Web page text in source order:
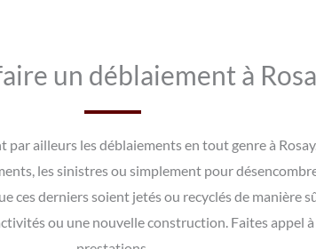
un déblaiement à
ailleurs les déblaiements en tout genre à
les sinistres ou simplement pour
ces derniers soient jetés ou recyclés de manière
ou une nouvelle construction. Faites appel